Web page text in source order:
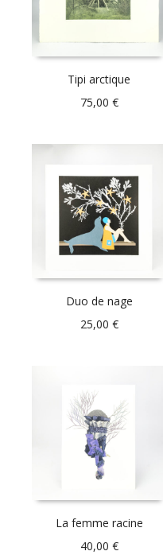
Tipi arctique
75,00 €
Duo de nage
25,00 €
La femme racine
40,00 €